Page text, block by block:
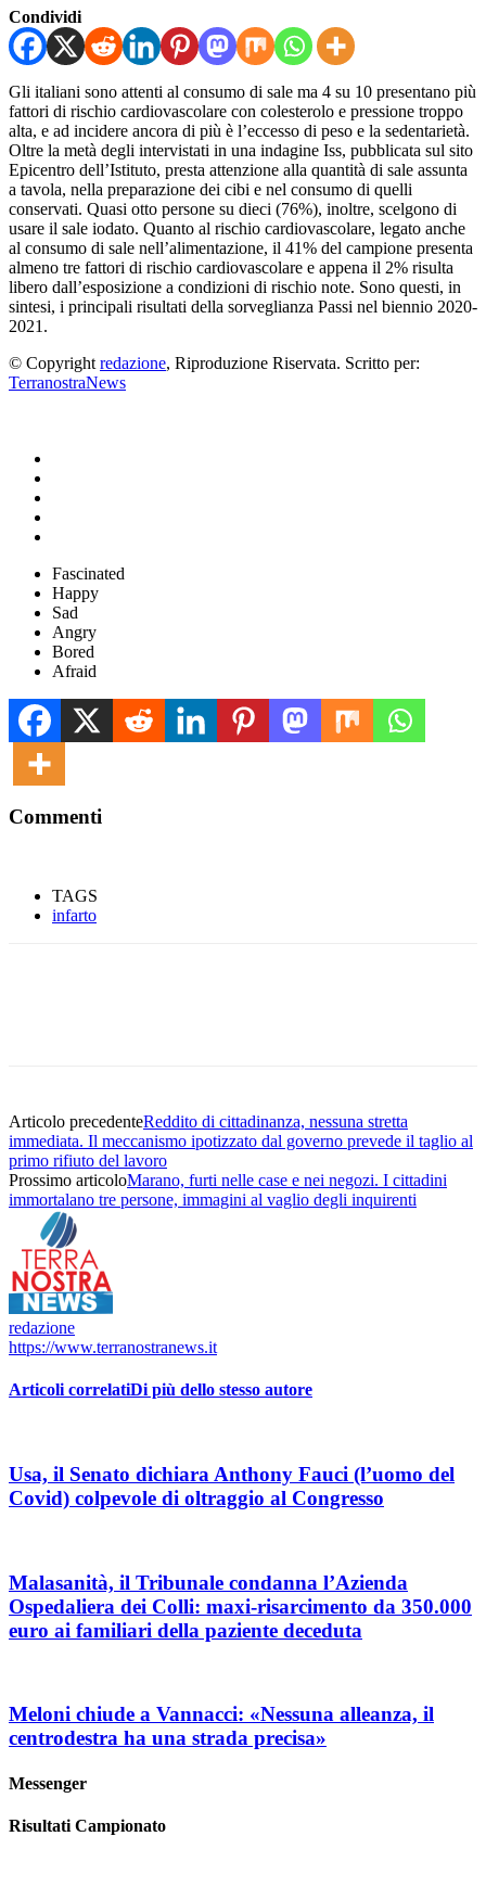
Condividi
Gli italiani sono attenti al consumo di sale ma 4 su 10 presentano più
fattori di rischio cardiovascolare con colesterolo e pressione troppo
alta, e ad incidere ancora di più è l’eccesso di peso e la sedentarietà.
Oltre la metà degli intervistati in una indagine Iss, pubblicata sul sito
Epicentro dell’Istituto, presta attenzione alla quantità di sale assunta
a tavola, nella preparazione dei cibi e nel consumo di quelli
conservati. Quasi otto persone su dieci (76%), inoltre, scelgono di
usare il sale iodato. Quanto al rischio cardiovascolare, legato anche
al consumo di sale nell’alimentazione, il 41% del campione presenta
almeno tre fattori di rischio cardiovascolare e appena il 2% risulta
libero dall’esposizione a condizioni di rischio note. Sono questi, in
sintesi, i principali risultati della sorveglianza Passi nel biennio 2020-
2021.
© Copyright redazione, Riproduzione Riservata. Scritto per:
TerranostraNews
Fascinated
Happy
Sad
Angry
Bored
Afraid
Commenti
TAGS
infarto
Articolo precedenteReddito di cittadinanza, nessuna stretta
immediata. Il meccanismo ipotizzato dal governo prevede il taglio al
primo rifiuto del lavoro
Prossimo articoloMarano, furti nelle case e nei negozi. I cittadini
immortalano tre persone, immagini al vaglio degli inquirenti
redazione
https://www.terranostranews.it
Articoli correlatiDi più dello stesso autore
Usa, il Senato dichiara Anthony Fauci (l’uomo del
Covid) colpevole di oltraggio al Congresso
Malasanità, il Tribunale condanna l’Azienda
Ospedaliera dei Colli: maxi-risarcimento da 350.000
euro ai familiari della paziente deceduta
Meloni chiude a Vannacci: «Nessuna alleanza, il
centrodestra ha una strada precisa»
Messenger
Risultati Campionato